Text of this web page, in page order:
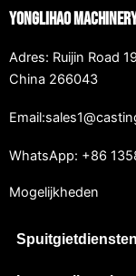
Yonglihao
Adres: Ruijin Road
China 266043
WhatsApp: +86
Mogelijkheden
Spuitgietdiensten